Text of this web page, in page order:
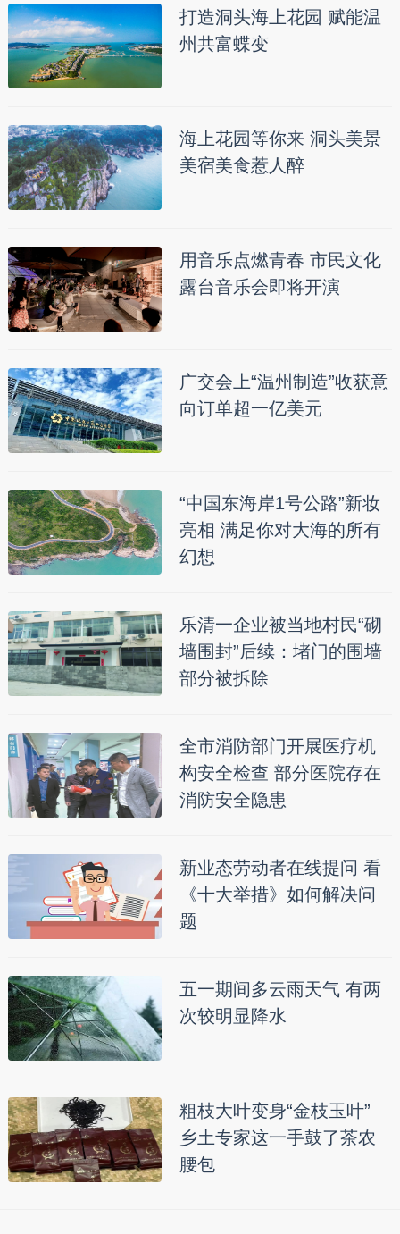
打造洞头海上花园 赋能温
州共富蝶变
海上花园等你来 洞头美景
美宿美食惹人醉
用音乐点燃青春 市民文化
露台音乐会即将开演
广交会上“温州制造”收获意
向订单超一亿美元
“中国东海岸1号公路”新妆
亮相 满足你对大海的所有
幻想
乐清一企业被当地村民“砌
墙围封”后续：堵门的围墙
部分被拆除
全市消防部门开展医疗机
构安全检查 部分医院存在
消防安全隐患
新业态劳动者在线提问 看
《十大举措》如何解决问
题
五一期间多云雨天气 有两
次较明显降水
粗枝大叶变身“金枝玉叶”
乡土专家这一手鼓了茶农
腰包